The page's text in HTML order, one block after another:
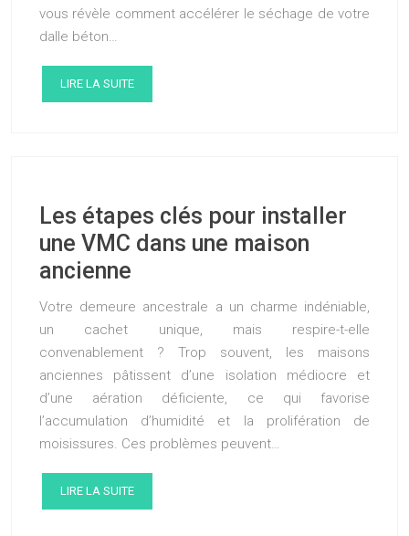
vous révèle comment accélérer le séchage de votre
dalle béton…
LIRE LA SUITE
Les étapes clés pour installer
une VMC dans une maison
ancienne
Votre demeure ancestrale a un charme indéniable,
un cachet unique, mais respire-t-elle
convenablement ? Trop souvent, les maisons
anciennes pâtissent d’une isolation médiocre et
d’une aération déficiente, ce qui favorise
l’accumulation d’humidité et la prolifération de
moisissures. Ces problèmes peuvent…
LIRE LA SUITE